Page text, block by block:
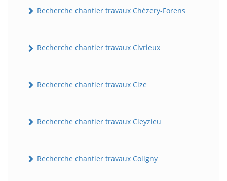
Recherche chantier travaux Chézery-Forens
Recherche chantier travaux Civrieux
Recherche chantier travaux Cize
Recherche chantier travaux Cleyzieu
Recherche chantier travaux Coligny